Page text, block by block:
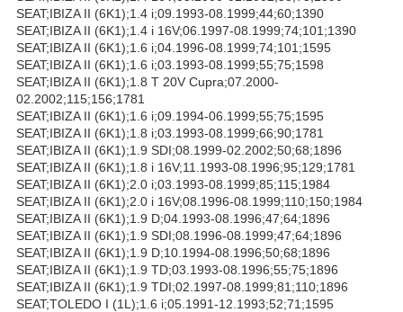
SEAT;IBIZA II (6K1);1.4 i;09.1993-08.1999;44;60;1390
SEAT;IBIZA II (6K1);1.4 i 16V;06.1997-08.1999;74;101;1390
SEAT;IBIZA II (6K1);1.6 i;04.1996-08.1999;74;101;1595
SEAT;IBIZA II (6K1);1.6 i;03.1993-08.1999;55;75;1598
SEAT;IBIZA II (6K1);1.8 T 20V Cupra;07.2000-
02.2002;115;156;1781
SEAT;IBIZA II (6K1);1.6 i;09.1994-06.1999;55;75;1595
SEAT;IBIZA II (6K1);1.8 i;03.1993-08.1999;66;90;1781
SEAT;IBIZA II (6K1);1.9 SDI;08.1999-02.2002;50;68;1896
SEAT;IBIZA II (6K1);1.8 i 16V;11.1993-08.1996;95;129;1781
SEAT;IBIZA II (6K1);2.0 i;03.1993-08.1999;85;115;1984
SEAT;IBIZA II (6K1);2.0 i 16V;08.1996-08.1999;110;150;1984
SEAT;IBIZA II (6K1);1.9 D;04.1993-08.1996;47;64;1896
SEAT;IBIZA II (6K1);1.9 SDI;08.1996-08.1999;47;64;1896
SEAT;IBIZA II (6K1);1.9 D;10.1994-08.1996;50;68;1896
SEAT;IBIZA II (6K1);1.9 TD;03.1993-08.1996;55;75;1896
SEAT;IBIZA II (6K1);1.9 TDI;02.1997-08.1999;81;110;1896
SEAT;TOLEDO I (1L);1.6 i;05.1991-12.1993;52;71;1595